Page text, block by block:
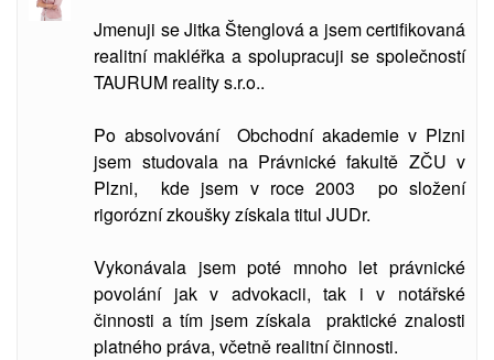
Jmenuji se Jitka Štenglová a jsem certifikovaná
realitní makléřka a spolupracuji se společností
TAURUM reality s.r.o..
Po absolvování Obchodní akademie v Plzni
jsem studovala na Právnické fakultě ZČU v
Plzni, kde jsem v roce 2003 po složení
rigorózní zkoušky získala titul JUDr.
Vykonávala jsem poté mnoho let právnické
povolání jak v advokacii, tak i v notářské
činnosti a tím jsem získala praktické znalosti
platného práva, včetně realitní činnosti.